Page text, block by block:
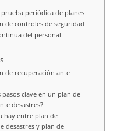
periódica de planes
de controles de seguridad
del personal
de recuperación ante
pasos clave en un plan de
desastres?
hay entre plan de
desastres y plan de